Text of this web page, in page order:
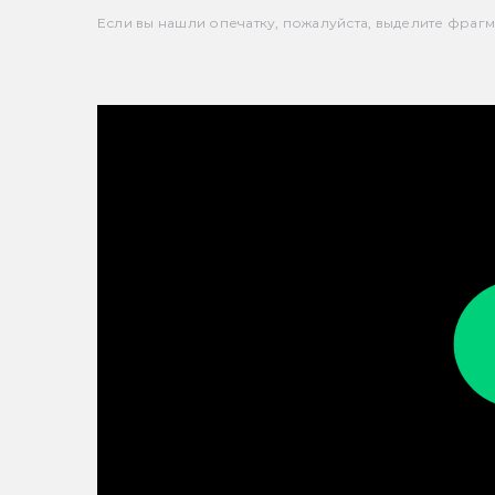
Если вы нашли опечатку, пожалуйста, выделите